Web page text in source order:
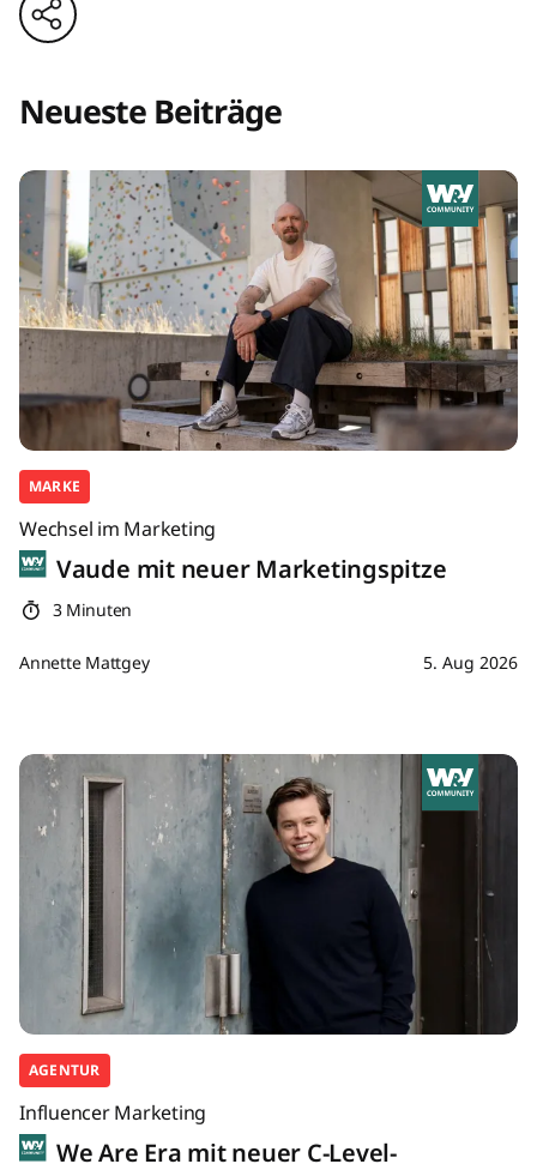
Neueste Beiträge
MARKE
Wechsel im Marketing
Vaude mit neuer Marketingspitze
3 Minuten
Annette Mattgey 5. Aug 2026
AGENTUR
Influencer Marketing
We Are Era mit neuer C-Level-